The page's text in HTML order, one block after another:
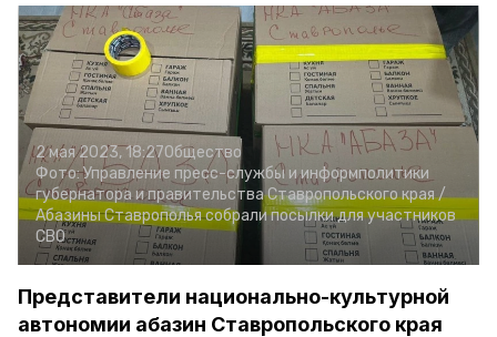
2 мая 2023, 18:27Общество
Фото:Управление пресс-службы и информполитики
губернатора и правительства Ставропольского края /
Абазины Ставрополья собрали посылки для участников
СВО
Представители национально-культурной
автономии абазин Ставропольского края